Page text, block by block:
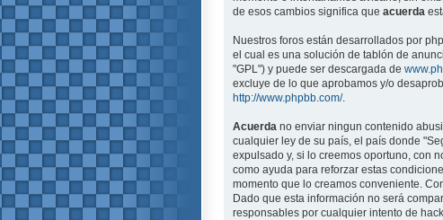
de esos cambios significa que acuerda
Nuestros foros están desarrollados por
el cual es una solución de tablón de
"GPL") y puede ser descargada de
excluye de lo que aprobamos y/o
http://www.phpbb.com/.
Acuerda no enviar ningun contenido
cualquier ley de su país, el país donde
expulsado y, si lo creemos oportuno, con
como ayuda para reforzar estas
momento que lo creamos conveniente.
Dado que esta información no será
responsables por cualquier intento de